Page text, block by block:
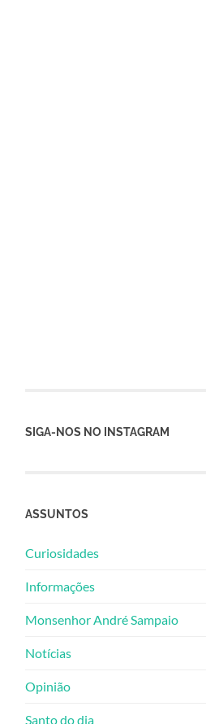
SIGA-NOS NO INSTAGRAM
ASSUNTOS
Curiosidades
Informações
Monsenhor André Sampaio
Notícias
Opinião
Santo do dia